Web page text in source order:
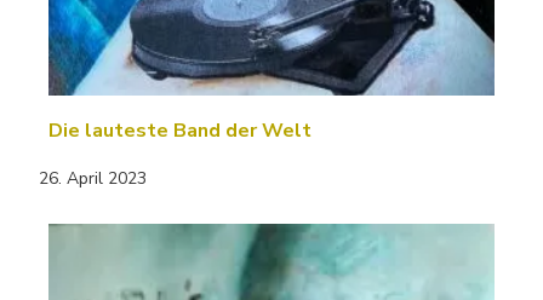
Die lauteste Band der Welt
26. April 2023